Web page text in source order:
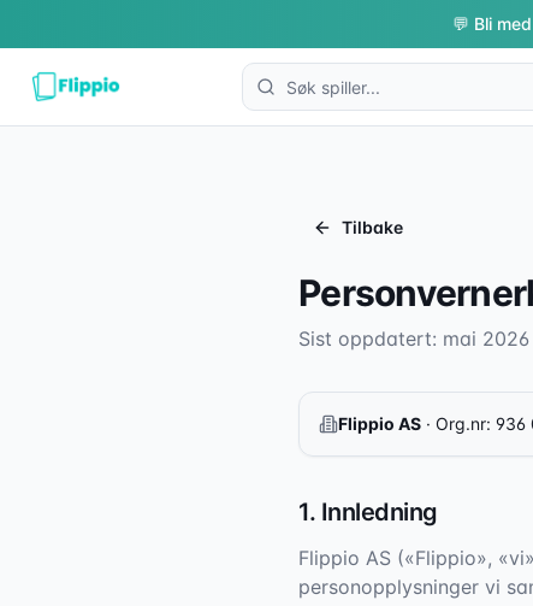
💬 Bli
Tilbake
Sist oppdatert: mai 2026
Flippio AS · Org.nr:
1. Innledning
Flippio AS («Flippio»,
personopplysninger vi